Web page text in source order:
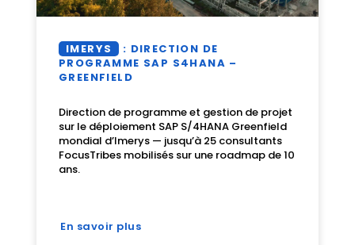
IMERYS
: DIRECTION DE
PROGRAMME SAP S4HANA –
GREENFIELD
Direction de programme et gestion de projet
sur le déploiement SAP S/4HANA Greenfield
mondial d’Imerys — jusqu’à 25 consultants
FocusTribes mobilisés sur une roadmap de 10
ans.
En savoir plus